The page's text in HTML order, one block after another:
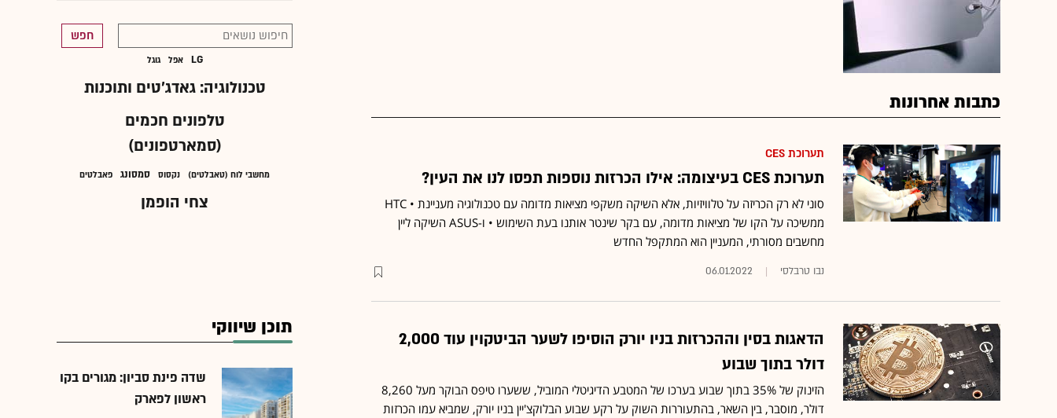
כתבות אחרונות
תערוכת CES
תערוכת CES בעיצומה: אילו הכרזות נוספות תפסו לנו את העין?
סוני לא רק הכריזה על טלוויזיות, אלא השיקה משקפי מציאות מדומה עם טכנולוגיה מעניינת • HTC
ממשיכה על הקו של מציאות מדומה, עם בקר שינטר אותנו בעת השימוש • ו-ASUS השיקה ליין
מחשבים מסורתי, המעניין הוא המתקפל החדש
נבו טרבלסי 06.01.2022
הדאגות בסין וההכרזות בניו יורק הוסיפו לשער הביטקוין עוד 2,000
דולר בתוך שבוע
הזינוק של 35% בתוך שבוע בערכו של המטבע הדיגיטלי המוביל, ששערו טיפס הבוקר מעל 8,260
דולר, מוסבר, בין השאר, בהתעוררות השוק על רקע שבוע הבלוקצ'יין בניו יורק, שמביא עמו הכרזות
חפש
LG אפל גוגל
טכנולוגיה: גאדג'טים ותוכנות
טלפונים חכמים
(סמארטפונים)
מחשבי לוח (טאבלטים) נקסוס סמסונג פאבלטים
צחי הופמן
תוכן שיווקי
שדה פינת סביון: מגורים בקו
ראשון לפארק